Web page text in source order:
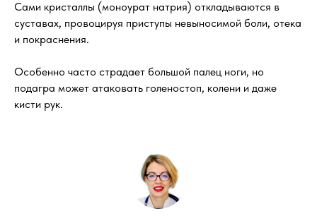
Сами кристаллы (моноурат натрия) откладываются в
суставах, провоцируя приступы невыносимой боли, отека
и покраснения.
Особенно часто страдает большой палец ноги, но
подагра может атаковать голеностоп, колени и даже
кисти рук.